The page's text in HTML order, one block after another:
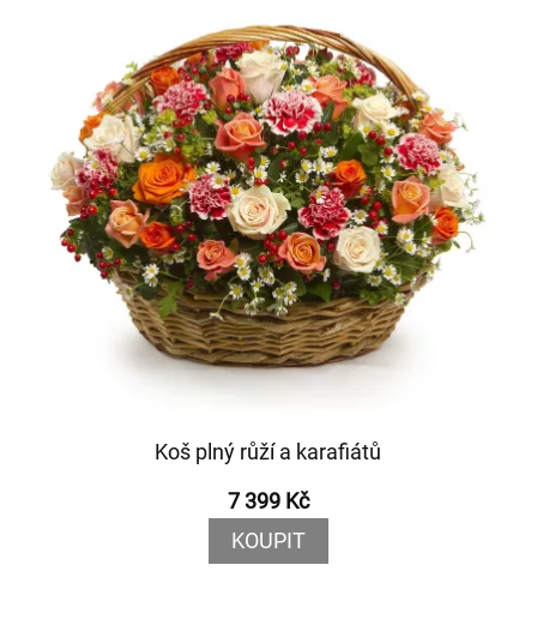
Koš plný růží a karafiátů
7 399 Kč
KOUPIT